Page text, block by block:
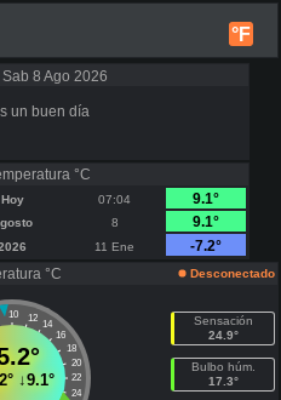
°F
Sab 8 Ago 2026
un buen día
°C
Hoy 07:04
9.1°
8
9.1°
11 Ene
-7.2°
°C
Desconectado
10 12
14
16
18
20
22
24
↓9.1°
Sensación
24.9°
Bulbo húm.
17.3°